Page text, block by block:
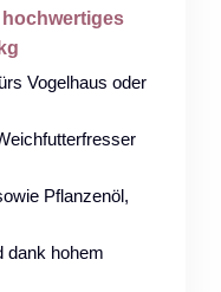
Vogelhaus oder
Pflanzenöl,
dank hohem